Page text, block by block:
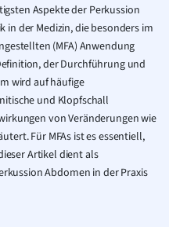
Aspekte der Perkussion
der Medizin, die besonders im
(MFA) Anwendung
der Durchführung und
wird auf häufige
und Klopfschall
von Veränderungen wie
Für MFAs ist es essentiell,
Artikel dient als
Abdomen in der Praxis